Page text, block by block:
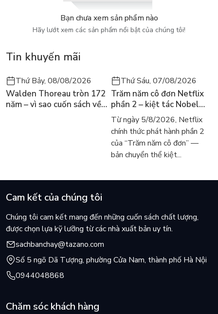
Cuốn sách mở đầu cho mùa hè với minh họa dễ thương, hài
hước là món quà dành cho mọi trẻ em và người lớn.
Bạn chưa xem sản phẩm nào
Hãy lướt xem các sản phẩm nổi bật của chúng tôi!
Tin khuyến mãi
Thứ Bảy, 08/08/2026
Walden Thoreau tròn 172
năm – vì sao cuốn sách về
Thứ Sáu, 07/08/2026
Trăm năm cô đơn Netflix
phần 2 – kiệt tác Nobel
trở lại màn ảnh, dòng
người tìm đọc lại García
Márquez
Từ ngày 5/8/2026, Netflix
chính thức phát hành phần 2
của “Trăm năm cô đơn” —
bản chuyển thể kiệt...
Cam kết của chúng tôi
Chúng tôi cam kết mang đến những cuốn sách chất lượng,
được chọn lựa kỹ lưỡng từ các nhà xuất bản uy tín.
sachbanchay@tazano.com
Số 5 ngõ Dã Tượng, phường Cửa Nam, thành phố Hà Nội
0944048868
Chăm sóc khách hàng